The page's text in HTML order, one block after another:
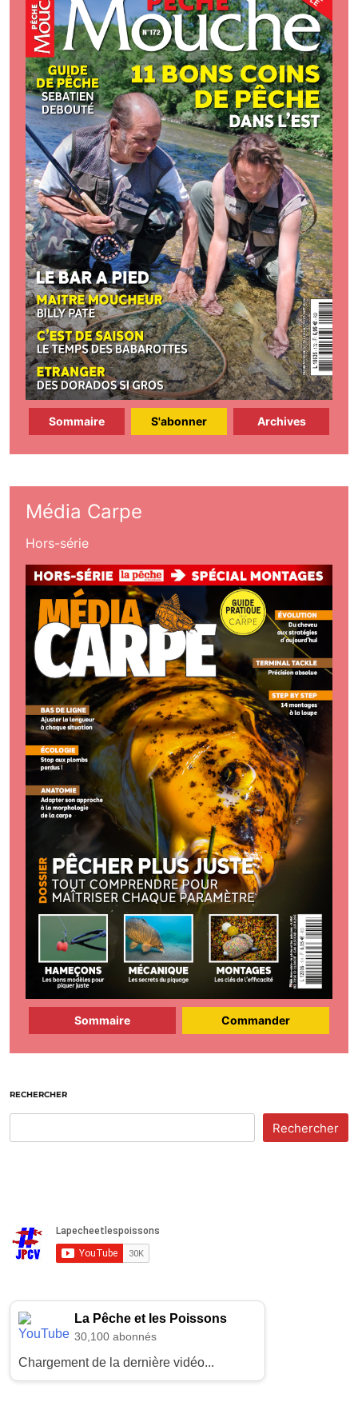
Sommaire S'abonner Archives
Média Carpe
Hors-série
Sommaire Commander
RECHERCHER
Rechercher
La Pêche et les Poissons
30,100 abonnés
Chargement de la dernière vidéo...